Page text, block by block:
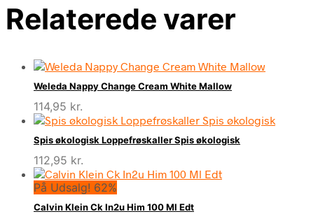
Relaterede varer
Weleda Nappy Change Cream White Mallow
114,95 kr.
Spis økologisk Loppefrøskaller Spis økologisk
112,95 kr.
På Udsalg! 62%
Calvin Klein Ck In2u Him 100 Ml Edt